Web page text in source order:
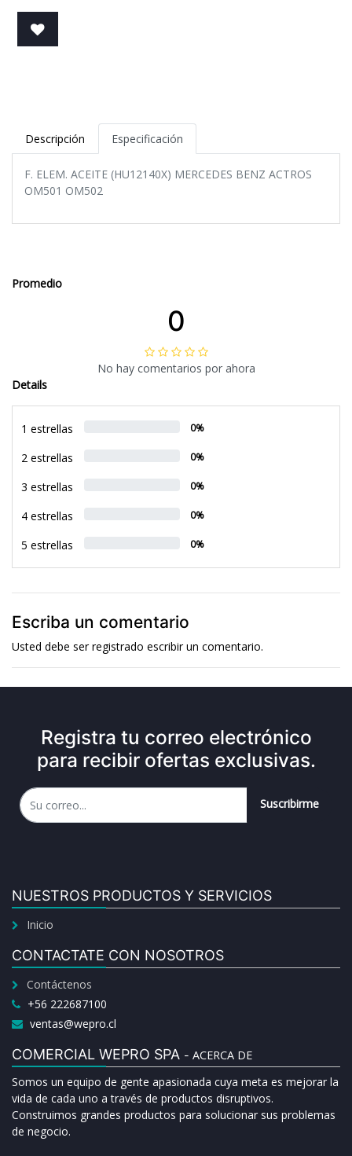
Descripción Especificación
F. ELEM. ACEITE (HU12140X) MERCEDES BENZ ACTROS
OM501 OM502
Promedio
0
No hay comentarios por ahora
Details
1 estrellas 0%
2 estrellas 0%
3 estrellas 0%
4 estrellas 0%
5 estrellas 0%
Escriba un comentario
Usted debe serregistrado escribir un comentario.
Registra tu correo electrónico
para recibir ofertas exclusivas.
Suscribirme
NUESTROS PRODUCTOS Y SERVICIOS
Inicio
CONTACTATE CON NOSOTROS
Contáctenos
+56 222687100
ventas@wepro.cl
COMERCIAL WEPRO SPA - ACERCA DE
Somos un equipo de gente apasionada cuya meta es mejorar la
vida de cada uno a través de productos disruptivos.
Construimos grandes productos para solucionar sus problemas
de negocio.